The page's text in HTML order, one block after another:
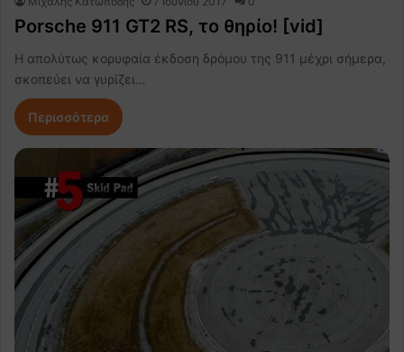
Porsche 911 GT2 RS, το θηρίο! [vid]
H απολύτως κορυφαία έκδοση δρόμου της 911 μέχρι σήμερα,
σκοπεύει να γυρίζει…
Περισσότερα